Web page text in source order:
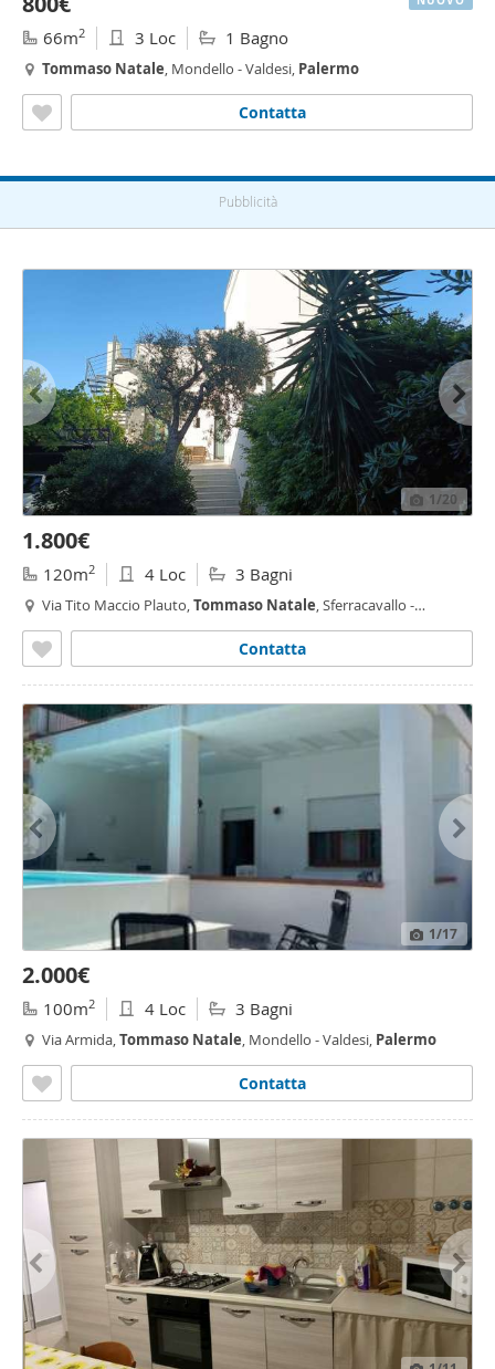
66m2 3 Loc 1 Bagno
Tommaso Natale, Mondello - Valdesi, Palermo
Contatta
Pubblicità
1/20
1.800€
120m2 4 Loc 3 Bagni
Via Tito Maccio Plauto,Tommaso Natale, Sferracavallo -
Contatta
1/17
2.000€
100m2 4 Loc 3 Bagni
Via Armida,Tommaso Natale, Mondello - Valdesi, Palermo
Contatta